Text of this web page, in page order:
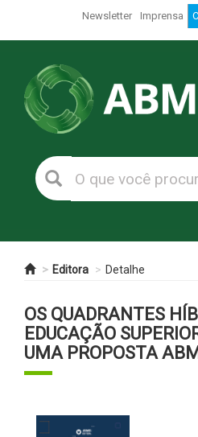
Newsletter Imprensa
Editora Detalhe
OS QUADRANTES
EDUCAÇÃO
UMA PROPOSTA